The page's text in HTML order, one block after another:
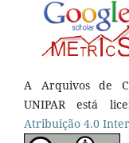
A Arquivos de
UNIPAR está
Atribuição 4.0